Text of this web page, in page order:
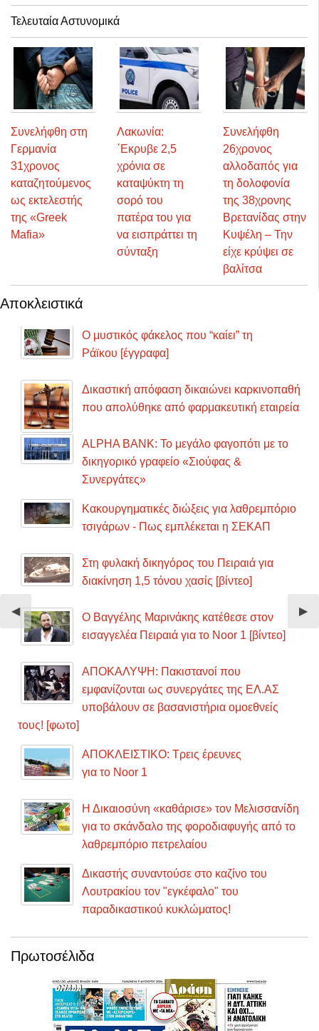
Τελευταία Αστυνομικά
Συνελήφθη στη
Γερμανία
31χρονος
καταζητούμενος
ως εκτελεστής
της «Greek
Mafia»
Λακωνία:
΄Εκρυβε 2,5
χρόνια σε
καταψύκτη τη
σορό του
πατέρα του για
να εισπράττει τη
σύνταξη
Συνελήφθη
26χρονος
αλλοδαπός για
τη δολοφονία
της 38χρονης
Βρετανίδας στην
Κυψέλη – Την
είχε κρύψει σε
βαλίτσα
Αποκλειστικά
Previous
Slide
◀︎ ▶︎
Ο μυστικός φάκελος που “καίει” τη
Ράϊκου [έγγραφα]
Δικαστική απόφαση δικαιώνει καρκινοπαθή
που απολύθηκε από φαρμακευτική εταιρεία
ALPHA BANK: Το μεγάλο φαγοπότι με το
δικηγορικό γραφείο «Σιούφας &
Συνεργάτες»
Κακουργηματικές διώξεις για λαθρεμπόριο
τσιγάρων - Πως εμπλέκεται η ΣΕΚΑΠ
Στη φυλακή δικηγόρος του Πειραιά για
διακίνηση 1,5 τόνου χασίς [βίντεο]
Ο Βαγγέλης Μαρινάκης κατέθεσε στον
εισαγγελέα Πειραιά για το Noor 1 [βίντεο]
ΑΠΟΚΑΛΥΨΗ: Πακιστανοί που
εμφανίζονται ως συνεργάτες της ΕΛ.ΑΣ
υποβάλουν σε βασανιστήρια ομοεθνείς
τους! [φωτο]
ΑΠΟΚΛΕΙΣΤΙΚΟ: Τρεις έρευνες
για το Noor 1
Η Δικαιοσύνη «καθάρισε» τον Μελισσανίδη
για το σκάνδαλο της φοροδιαφυγής από το
λαθρεμπόριο πετρελαίου
Δικαστής συναντούσε στο καζίνο του
Λουτρακίου τον "εγκέφαλο" του
παραδικαστικού κυκλώματος!
Πρωτοσέλιδα